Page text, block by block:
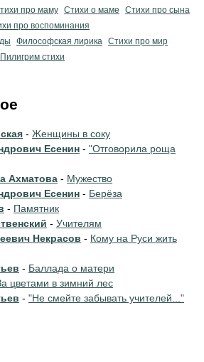
про маму Стихи о маме
Стихи про сына
про воспоминания
Философская лирика Стихи про мир
Пилигрим стихи
- Женщины в соку
Есенин - "Отговорила роща
Ахматова - Мужество
Есенин - Берёза
- Памятник
- Учителям
Некрасов - Кому на Руси жить
- Баллада о матери
цветами в зимний лес
- "Не смейте забывать учителей..."